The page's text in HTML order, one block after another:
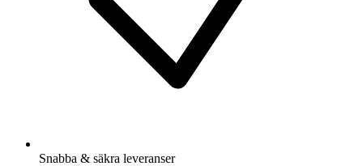
Snabba & säkra leveranser